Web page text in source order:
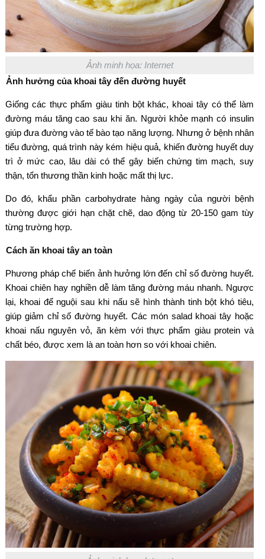
Ảnh minh họa: Internet
Ảnh hưởng của khoai tây đến đường huyết
Giống các thực phẩm giàu tinh bột khác, khoai tây có thể làm
đường máu tăng cao sau khi ăn. Người khỏe mạnh có insulin
giúp đưa đường vào tế bào tạo năng lượng. Nhưng ở bệnh nhân
tiểu đường, quá trình này kém hiệu quả, khiến đường huyết duy
trì ở mức cao, lâu dài có thể gây biến chứng tim mạch, suy
thận, tổn thương thần kinh hoặc mất thị lực.
Do đó, khẩu phần carbohydrate hàng ngày của người bệnh
thường được giới hạn chặt chẽ, dao động từ 20-150 gam tùy
từng trường hợp.
Cách ăn khoai tây an toàn
Phương pháp chế biến ảnh hưởng lớn đến chỉ số đường huyết.
Khoai chiên hay nghiền dễ làm tăng đường máu nhanh. Ngược
lại, khoai để nguội sau khi nấu sẽ hình thành tinh bột khó tiêu,
giúp giảm chỉ số đường huyết. Các món salad khoai tây hoặc
khoai nấu nguyên vỏ, ăn kèm với thực phẩm giàu protein và
chất béo, được xem là an toàn hơn so với khoai chiên.